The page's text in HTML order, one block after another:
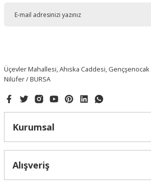
Üçevler Mahallesi, Ahıska Caddesi,
Nilüfer / BURSA
Kurumsal
Alışveriş